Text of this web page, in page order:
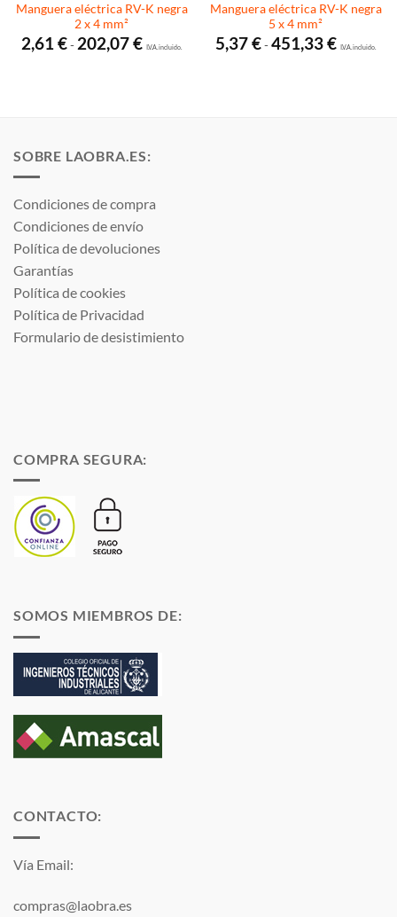
Manguera eléctrica RV-K negra
2 x 4 mm²
2,61€- 202,07€Rango
de
I.V.A. incluido.
Manguera eléctrica RV-K negra
5 x 4 mm²
5,37€-451,33€Rango
de
I.V.A. incluido.
SOBRE LAOBRA.ES:
Condiciones de compra
Condiciones de envío
Política de devoluciones
Garantías
Política de cookies
Política de Privacidad
Formulario de desistimiento
COMPRA SEGURA:
SOMOS MIEMBROS DE:
CONTACTO:
Vía Email:
compras@laobra.es